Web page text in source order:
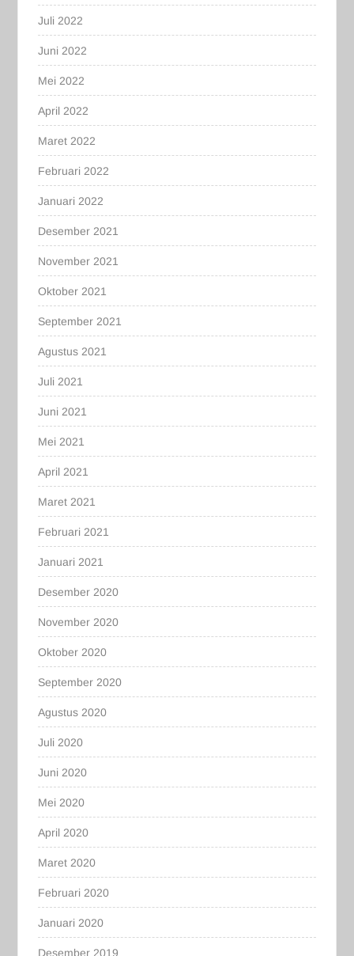
Juli 2022
Juni 2022
Mei 2022
April 2022
Maret 2022
Februari 2022
Januari 2022
Desember 2021
November 2021
Oktober 2021
September 2021
Agustus 2021
Juli 2021
Juni 2021
Mei 2021
April 2021
Maret 2021
Februari 2021
Januari 2021
Desember 2020
November 2020
Oktober 2020
September 2020
Agustus 2020
Juli 2020
Juni 2020
Mei 2020
April 2020
Maret 2020
Februari 2020
Januari 2020
Desember 2019